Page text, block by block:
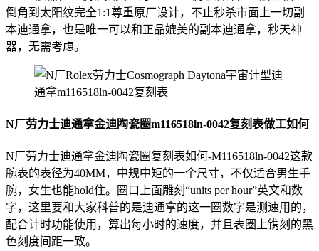
倒角到太阳纹完全1:1尊重原厂设计，不止秒杀市面上一切副
本迪通拿，也是唯一可以和正品媲美的副本迪通拿，秒天神
器，无需考虑。
N厂劳力士迪通拿金迪陶瓷圈m116518ln-0042复刻表做工如何
N厂劳力士迪通拿金迪陶瓷圈复刻表如何-M116518ln-0042这款
腕表的表径为40MM，中规中矩的一个尺寸，不仅适合男生手
腕，女生也能hold住。圈口上面雕刻“units per hour”英文和数
字，这里要和大家科普的是迪通拿的这一圈数字是测速用的，
配合计时功能使用，算出每小时的速度，并且表圈上镌刻的黑
色刻度间距一致。